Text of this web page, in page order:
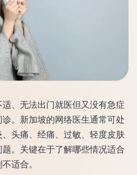
、无法出门就医但又没有急症
。新加坡的网络医生通常可处
头痛、经痛、过敏、轻度皮肤
。关键在于了解哪些情况适合
适合。